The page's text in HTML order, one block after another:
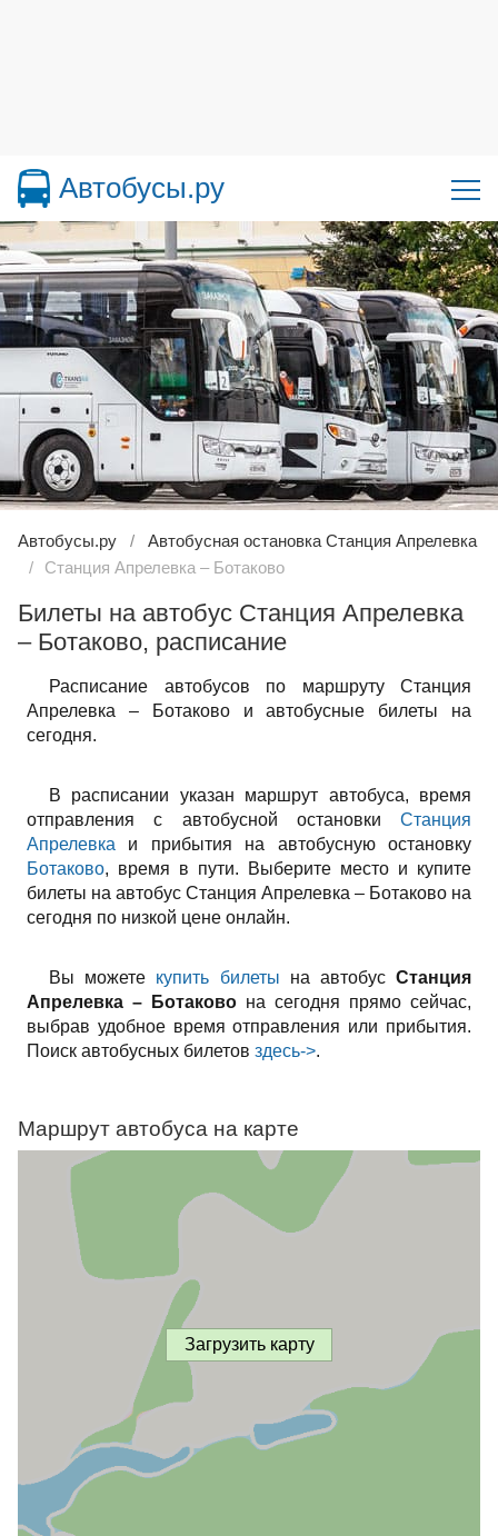
Автобусы.ру
Автобусы.ру
Автобусная остановка Станция Апрелевка
Станция Апрелевка – Ботаково
Билеты на автобус Станция Апрелевка
– Ботаково, расписание
Расписание автобусов по маршруту Станция
Апрелевка – Ботаково и автобусные билеты на
сегодня.
В расписании указан маршрут автобуса, время
отправления с автобусной остановки Станция
Апрелевка и прибытия на автобусную остановку
Ботаково, время в пути. Выберите место и купите
билеты на автобус Станция Апрелевка – Ботаково на
сегодня по низкой цене онлайн.
Вы можете купить билеты на автобусСтанция
Апрелевка – Ботаково на сегодня прямо сейчас,
выбрав удобное время отправления или прибытия.
Поиск автобусных билетов здесь->.
Маршрут автобуса на карте
Загрузить карту